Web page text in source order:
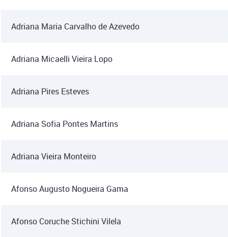
Adriana Maria Carvalho de Azevedo
Adriana Micaelli Vieira Lopo
Adriana Pires Esteves
Adriana Sofia Pontes Martins
Adriana Vieira Monteiro
Afonso Augusto Nogueira Gama
Afonso Coruche Stichini Vilela